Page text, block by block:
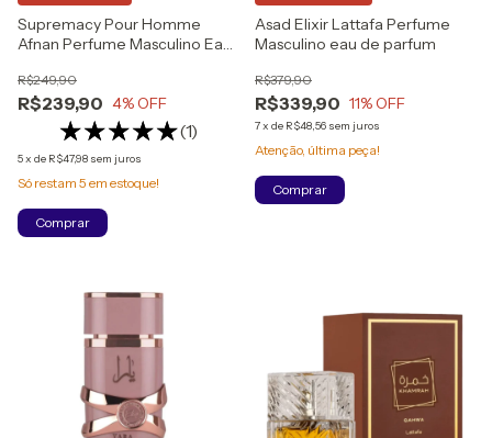
Supremacy Pour Homme
Afnan Perfume Masculino Eau
R$239,90
R$249,90
4% OFF
(1)
5x de R$47,98 sem juros
Só restam 5 em estoque!
Comprar
Asad Elixir Lattafa Perfume
Masculino eau de parfum
R$339,90
R$379,90
11% OFF
7x de R$48,56 sem juros
Atenção, última peça!
Comprar